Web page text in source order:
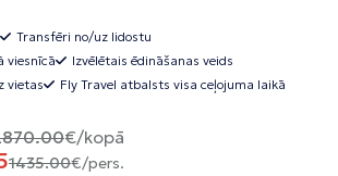
Transfēri no/uz lidostu
viesnīcā
Izvēlētais ēdināšanas veids
vietas
Fly Travel atbalsts visa ceļojuma laikā
€/kopā
1435.00€/pers.